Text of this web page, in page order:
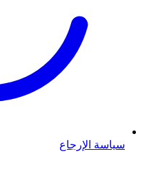
سياسة الإرجاع